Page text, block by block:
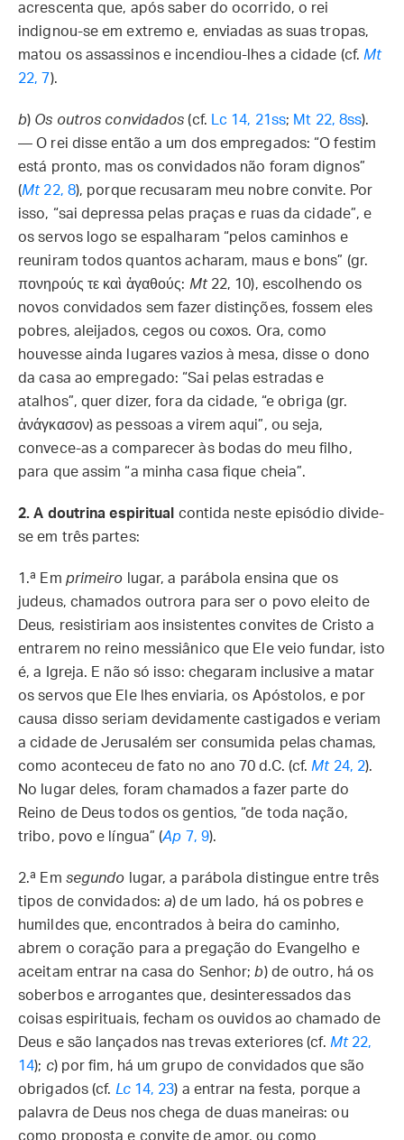
acrescenta que, após saber do ocorrido, o rei
indignou-se em extremo e, enviadas as suas tropas,
matou os assassinos e incendiou-lhes a cidade (cf. Mt
22, 7).
b) Os outros convidados (cf. Lc 14, 21ss; Mt 22, 8ss).
— O rei disse então a um dos empregados: “O festim
está pronto, mas os convidados não foram dignos”
(Mt22, 8), porque recusaram meu nobre convite. Por
isso, “sai depressa pelas praças e ruas da cidade”, e
os servos logo se espalharam “pelos caminhos e
reuniram todos quantos acharam, maus e bons” (gr.
πονηρούς τε καὶ ἀγαθούς: Mt22, 10), escolhendo os
novos convidados sem fazer distinções, fossem eles
pobres, aleijados, cegos ou coxos. Ora, como
houvesse ainda lugares vazios à mesa, disse o dono
da casa ao empregado: “Sai pelas estradas e
atalhos”, quer dizer, fora da cidade, “e obriga (gr.
ἀνάγκασον) as pessoas a virem aqui”, ou seja,
convece-as a comparecer às bodas do meu filho,
para que assim “a minha casa fique cheia”.
2. A doutrina espiritual
contida neste episódio divide-
se em três partes:
1.ª Em primeiro lugar, a parábola ensina que os
judeus, chamados outrora para ser o povo eleito de
Deus, resistiriam aos insistentes convites de Cristo a
entrarem no reino messiânico que Ele veio fundar, isto
é, a Igreja. E não só isso: chegaram inclusive a matar
os servos que Ele lhes enviaria, os Apóstolos, e por
causa disso seriam devidamente castigados e veriam
a cidade de Jerusalém ser consumida pelas chamas,
como aconteceu de fato no ano 70 d.C. (cf. Mt24, 2).
No lugar deles, foram chamados a fazer parte do
Reino de Deus todos os gentios, “de toda nação,
tribo, povo e língua” (Ap 7, 9).
2.ª Em segundo lugar, a parábola distingue entre três
tipos de convidados:a) de um lado, há os pobres e
humildes que, encontrados à beira do caminho,
abrem o coração para a pregação do Evangelho e
aceitam entrar na casa do Senhor;b) de outro, há os
soberbos e arrogantes que, desinteressados das
coisas espirituais, fecham os ouvidos ao chamado de
Deus e são lançados nas trevas exteriores (cf. Mt22,
14); c) por fim, há um grupo de convidados que são
obrigados (cf. Lc14, 23) a entrar na festa, porque a
palavra de Deus nos chega de duas maneiras: ou
como proposta e convite de amor, ou como